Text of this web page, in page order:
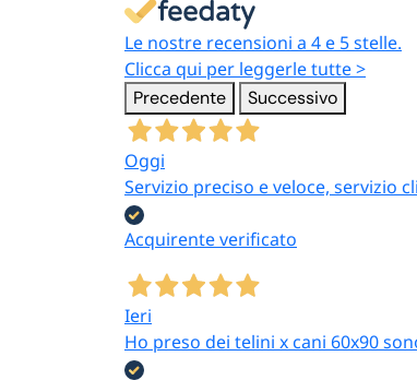
Le nostre recensioni a 4 e 5 stelle.
Clicca qui per leggerle tutte >
Precedente Successivo
Oggi
Servizio preciso e veloce,
Acquirente verificato
Ieri
Ho preso dei telini x cani 60x90